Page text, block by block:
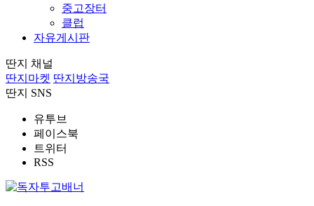
중고장터
클럽
자유게시판
딴지 채널
딴지마켓 딴지방송국
딴지 SNS
유투브
페이스북
트위터
RSS